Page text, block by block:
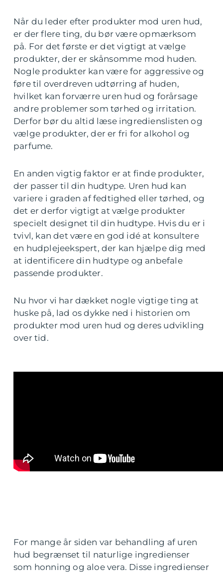
Når du leder efter produkter mod uren hud,
er der flere ting, du bør være opmærksom
på. For det første er det vigtigt at vælge
produkter, der er skånsomme mod huden.
Nogle produkter kan være for aggressive og
føre til overdreven udtørring af huden,
hvilket kan forværre uren hud og forårsage
andre problemer som tørhed og irritation.
Derfor bør du altid læse ingredienslisten og
vælge produkter, der er fri for alkohol og
parfume.
En anden vigtig faktor er at finde produkter,
der passer til din hudtype. Uren hud kan
variere i graden af fedtighed eller tørhed, og
det er derfor vigtigt at vælge produkter
specielt designet til din hudtype. Hvis du er i
tvivl, kan det være en god idé at konsultere
en hudplejeekspert, der kan hjælpe dig med
at identificere din hudtype og anbefale
passende produkter.
Nu hvor vi har dækket nogle vigtige ting at
huske på, lad os dykke ned i historien om
produkter mod uren hud og deres udvikling
over tid.
For mange år siden var behandling af uren
hud begrænset til naturlige ingredienser
som honning og aloe vera. Disse ingredienser